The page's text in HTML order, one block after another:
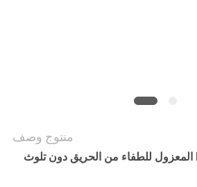
منتوج وصف
أسطوانة لجهاز FM200 المعزول للطفاء من الحريق دون تلوث